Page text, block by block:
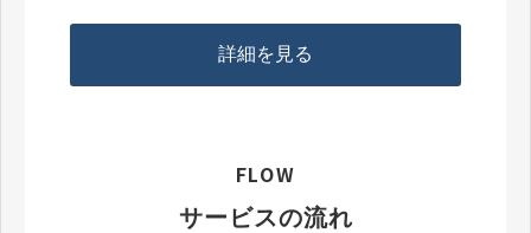
詳細を見る
FLOW
サービスの流れ